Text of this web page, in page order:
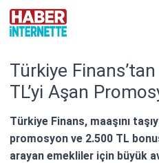
Türkiye
TL’yi Aşan
Türkiye Finans, maaşını
promosyon ve 2.500 TL
arayan emekliler için büyük